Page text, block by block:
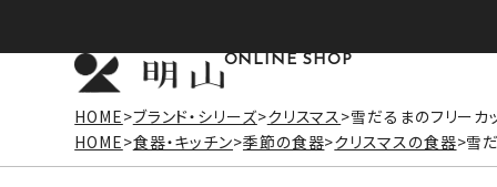
ONLINE SHOP
HOME ブランド・シリーズ クリスマス
雪だるまのフリーカ
HOME 食器・キッチン 季節の食器 クリスマスの食器 雪